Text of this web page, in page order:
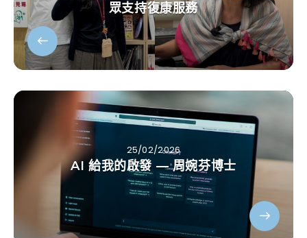
眾支持復康服務
25/02/2026
AI 給我的啟發 — 周婉芬博士